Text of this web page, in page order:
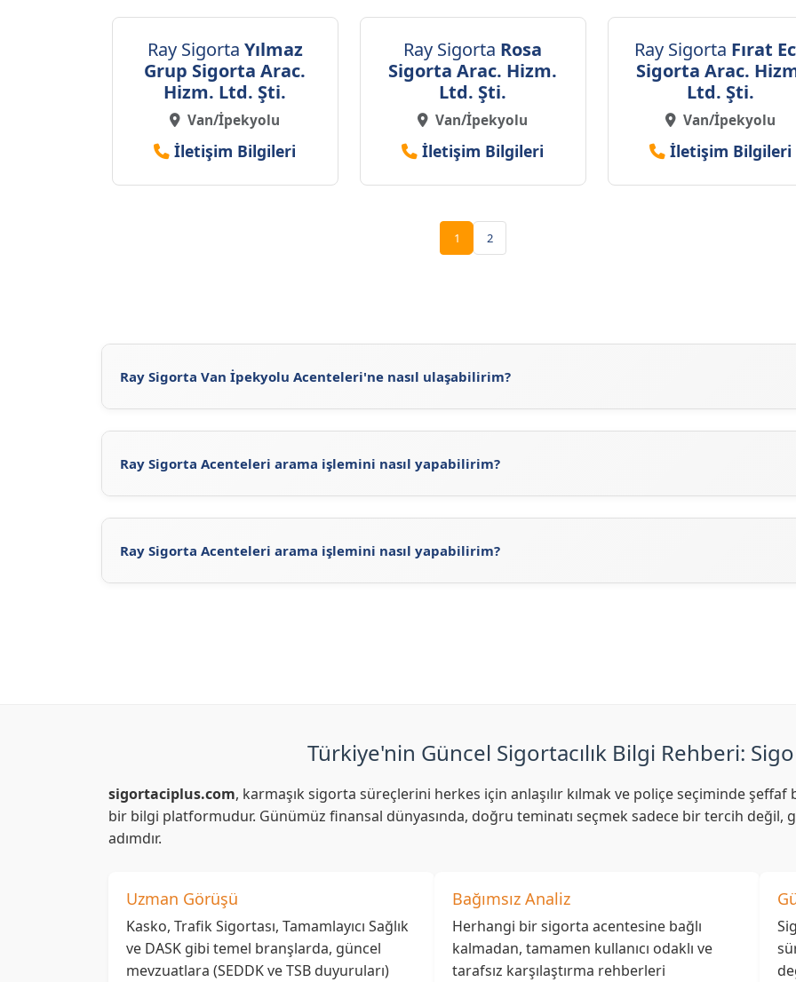
Ray Sigorta Yılmaz
Grup Sigorta Arac.
Hizm. Ltd. Şti.
Van/İpekyolu
İletişim Bilgileri
Ray Sigorta Rosa
Sigorta Arac. Hizm.
Ltd. Şti.
Van/İpekyolu
İletişim Bilgileri
Ray Sigorta Fırat
Sigorta Arac.
Ltd. Şti.
Van/İpekyolu
İletişim Bilgileri
1 2
Ray Sigorta Van İpekyolu Acenteleri'ne nasıl ulaşabilirim?
resmi sitesini
Ray Sigorta Acenteleri arama işlemini nasıl yapabilirim?
acentelerin iletişim bilgilerini ve konumlarını görebilirsiniz. Ayrıca, Ray Sigorta'nun
Acenteleri'ni inceleyerek Ray Sigorta acentelerine ulaşabilirsiniz.
Ray Sigorta Acenteleri arama işlemini nasıl yapabilirim?
Türkiye'nin Güncel Sigortacılık Bilgi Rehberi:
sigortaciplus.com, karmaşık sigorta süreçlerini herkes için anlaşılır kılmak ve poliçe seçiminde şeffaf
bir bilgi platformudur. Günümüz finansal dünyasında, doğru teminatı seçmek sadece bir tercih değil,
adımdır.
Uzman Görüşü
Kasko, Trafik Sigortası, Tamamlayıcı Sağlık
ve DASK gibi temel branşlarda, güncel
mevzuatlara (SEDDK ve TSB duyuruları)
Bağımsız Analiz
Herhangi bir sigorta acentesine bağlı
kalmadan, tamamen kullanıcı odaklı ve
tarafsız karşılaştırma rehberleri